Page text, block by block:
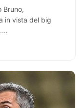
Bruno,
in vista del big